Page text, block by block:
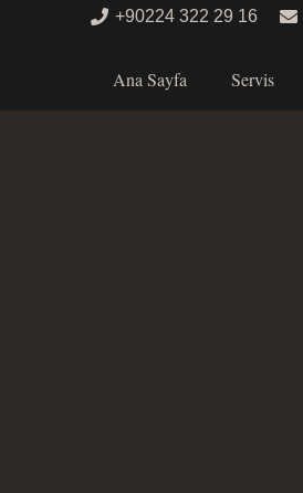
+90224 322 29 16
Ana Sayfa Servis